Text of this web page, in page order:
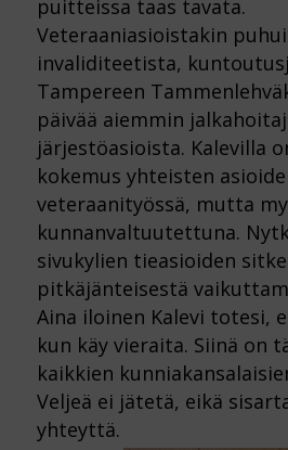
puitteissa taas tavata.
Veteraaniasioistakin
invaliditeetista,
Tampereen
päivää aiemmin
järjestöasioista. Kalevilla
kokemus yhteisten
veteraanityössä, mutta
kunnanvaltuutettuna.
sivukylien tieasioiden
pitkäjänteisestä
Aina iloinen Kalevi totesi,
kun käy vieraita. Siinä on
kaikkien
Veljeä ei jätetä, eikä
yhteyttä.